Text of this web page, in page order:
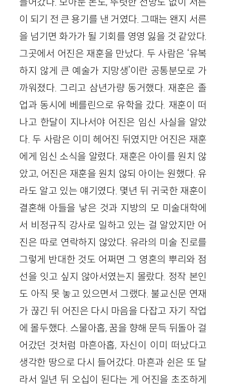
이 되기 전 큰 용기를 낸 거였다. 그때는 왠지 서른
을 넘기면 화가가 될 기회를 영영 잃을 것 같았다.
그곳에서 어진은 재훈을 만났다. 두 사람은 ‘유복
하지 않게 큰 예술가 지망생’이란 공통분모로 가
까워졌다. 그리고 삼년가량 동거했다. 재훈은 졸
업과 동시에 베를린으로 유학을 갔다. 재훈이 떠
나고 한달이 지나서야 어진은 임신 사실을 알았
다. 두 사람은 이미 헤어진 뒤였지만 어진은 재훈
에게 임신 소식을 알렸다. 재훈은 아이를 원치 않
았고, 어진은 재훈을 원치 않되 아이는 원했다. 유
라도 알고 있는 얘기였다. 몇년 뒤 귀국한 재훈이
결혼해 아들을 낳은 것과 지방의 모 미술대학에
서 비정규직 강사로 일하고 있는 걸 알았지만 어
진은 따로 연락하지 않았다. 유라의 미술 진로를
그렇게 반대한 것도 어쩌면 그 영혼의 뿌리와 점
선을 잇고 싶지 않아서였는지 몰랐다. 정작 본인
도 아직 못 놓고 있으면서 그랬다. 불교신문 연재
가 끊긴 뒤 어진은 다시 마음을 다잡고 자기 작업
에 몰두했다. 스물아홉, 꿈을 향해 문득 뒤돌아 걸
어갔던 것처럼 마흔아홉, 자신이 이미 떠났다고
생각한 땅으로 다시 들어갔다. 마흔과 쉰은 또 달
라서 일년 뒤 오십이 된다는 게 어진을 초조하게